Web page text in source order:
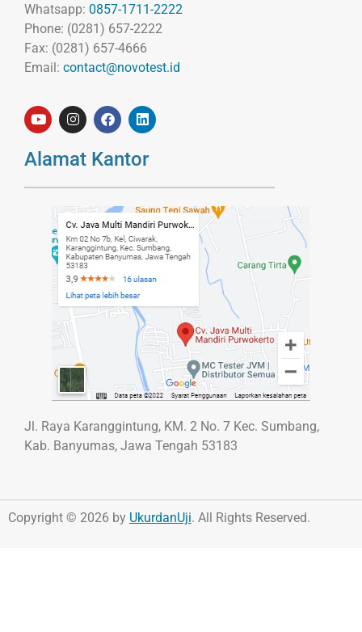
Whatsapp: 0857-1711-2222
Phone: (0281) 657-2222
Fax: (0281) 657-4666
Email: contact@novotest.id
Alamat Kantor
Jl. Raya Karanggintung, KM. 2 No. 7 Kec. Sumbang,
Kab. Banyumas, Jawa Tengah 53183
Copyright © 2026 by UkurdanUji. All Rights Reserved.